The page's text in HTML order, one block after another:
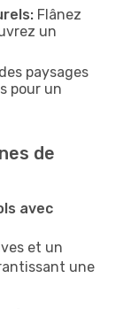
Flânez
un
paysages
pour un
de
avec
et un
une